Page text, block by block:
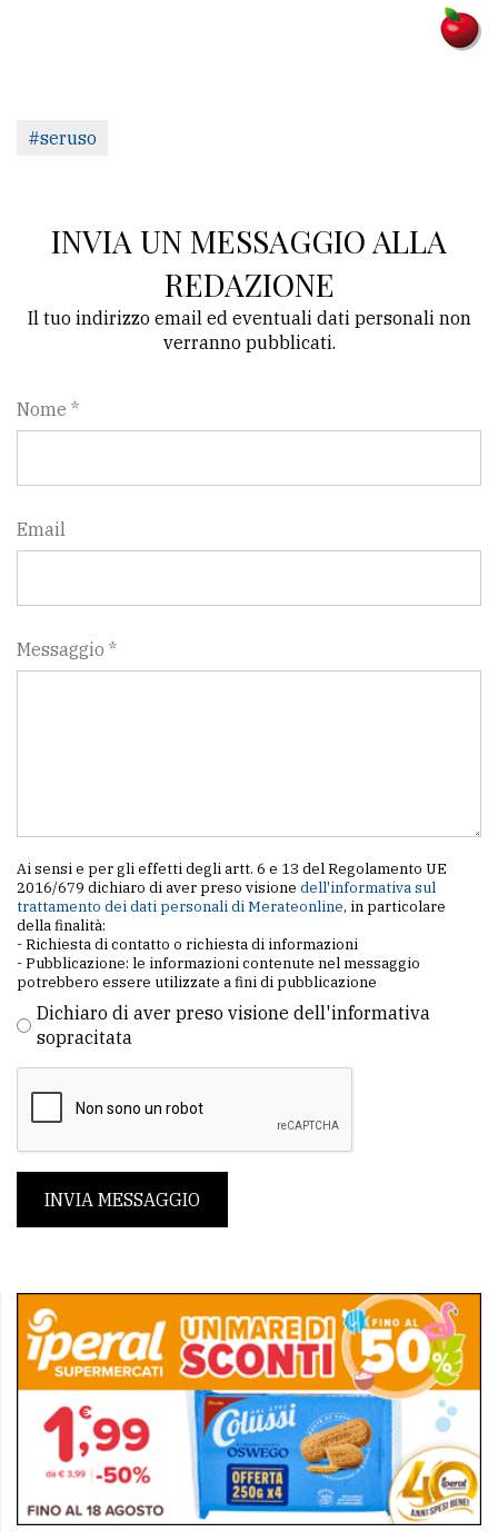
#seruso
INVIA UN MESSAGGIO ALLA
REDAZIONE
Il tuo indirizzo email ed eventuali dati personali non
verranno pubblicati.
Nome *
Email
Messaggio *
Ai sensi e per gli effetti degli artt. 6 e 13 del Regolamento UE
2016/679 dichiaro di aver preso visione dell'informativa sul
trattamento dei dati personali di Merateonline, in particolare
della finalità:
- Richiesta di contatto o richiesta di informazioni
- Pubblicazione: le informazioni contenute nel messaggio
potrebbero essere utilizzate a fini di pubblicazione
Dichiaro di aver preso visione dell'informativa
sopracitata
INVIA MESSAGGIO